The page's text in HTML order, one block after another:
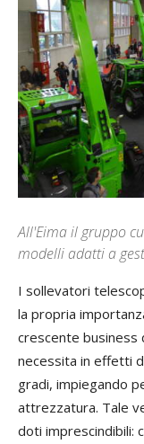
All'Eima il gruppo
modelli adatti a
I sollevatori
la propria
crescente
necessita in effetti
gradi, impiegando
attrezzatura. Tale
doti imprescindibili: